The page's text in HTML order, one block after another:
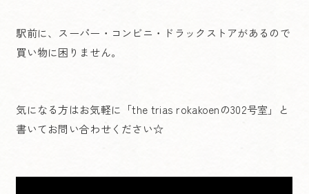
駅前に、スーパー・コンビニ・ドラックストアがあるので
買い物に困りません。
気になる方はお気軽に「the trias rokakoenの302号室」と
書いてお問い合わせください☆